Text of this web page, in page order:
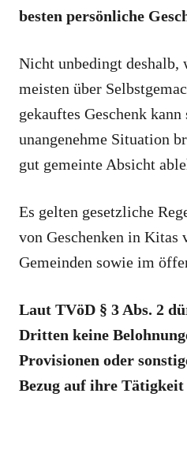
besten persönliche
Nicht unbedingt deshalb,
meisten über
gekauftes Geschenk
unangenehme Situation
gut gemeinte Absicht
Es gelten gesetzliche
von Geschenken in Kitas
Gemeinden sowie im
Laut TVöD § 3 Abs. 2
Dritten keine
Provisionen oder
Bezug auf ihre Tätigkeit